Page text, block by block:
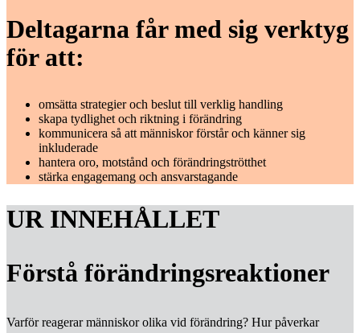
Deltagarna får med sig verktyg
för att:
omsätta strategier och beslut till verklig handling
skapa tydlighet och riktning i förändring
kommunicera så att människor förstår och känner sig
inkluderade
hantera oro, motstånd och förändringströtthet
stärka engagemang och ansvarstagande
UR INNEHÅLLET
Förstå förändringsreaktioner
Varför reagerar människor olika vid förändring? Hur påverkar